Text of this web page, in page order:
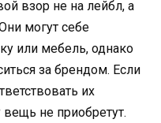
взор не на лейбл, а
могут себе
или мебель, однако
за брендом. Если
их
вещь не приобретут.